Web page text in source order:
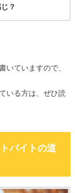
？
いていますので、
いる方は、ぜひ読
バイトの道